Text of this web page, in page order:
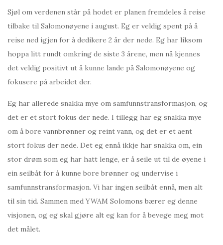
Sjøl om verdenen står på hodet er planen fremdeles å reise
tilbake til Salomonøyene i august. Eg er veldig spent på å
reise ned igjen for å dedikere 2 år der nede. Eg har liksom
hoppa litt rundt omkring de siste 3 årene, men nå kjennes
det veldig positivt ut å kunne lande på Salomonøyene og
fokusere på arbeidet der.
Eg har allerede snakka mye om samfunnstransformasjon, og
det er et stort fokus der nede. I tillegg har eg snakka mye
om å bore vannbrønner og reint vann, og det er et aent
stort fokus der nede. Det eg ennå ikkje har snakka om, ein
stor drøm som eg har hatt lenge, er å seile ut til de øyene i
ein seilbåt for å kunne bore brønner og undervise i
samfunnstransformasjon. Vi har ingen seilbåt ennå, men alt
til sin tid. Sammen med YWAM Solomons bærer eg denne
visjonen, og eg skal gjøre alt eg kan for å bevege meg mot
det målet.